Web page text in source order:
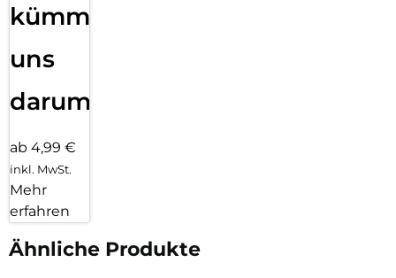
kümmern
uns
darum!
ab 4,99 €
inkl. MwSt.
Mehr
erfahren
Ähnliche Produkte